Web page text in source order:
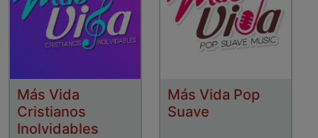
Más Vida
Cristianos
Inolvidables
Más Vida Pop
Suave